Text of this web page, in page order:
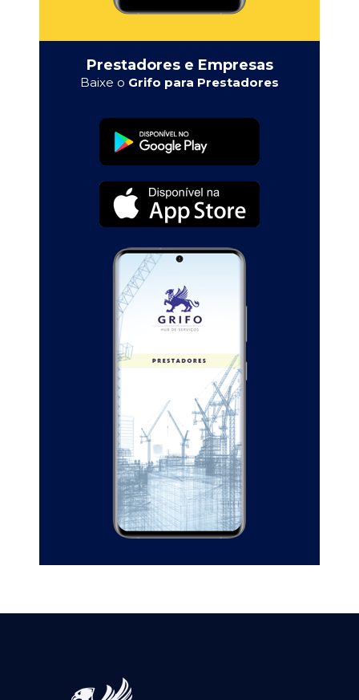
Prestadores e Empresas
Baixe o Grifo para Prestadores